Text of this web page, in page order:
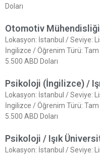
Doları
Otomotiv
Lokasyon: İstanbul / Seviye:
İngilizce / Öğrenim Türü:
5.500 ABD Doları
Psikoloji (İngilizce) /
Lokasyon: İstanbul / Seviye:
İngilizce / Öğrenim Türü:
5.500 ABD Doları
Psikoloji / Işık
Lokasyon: İstanbul / Seviye: